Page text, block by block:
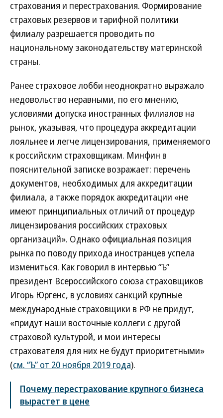
страхования и перестрахования. Формирование
страховых резервов и тарифной политики
филиалу разрешается проводить по
национальному законодательству материнской
страны.
Ранее страховое лобби неоднократно выражало
недовольство неравными, по его мнению,
условиями допуска иностранных филиалов на
рынок, указывая, что процедура аккредитации
лояльнее и легче лицензирования, применяемого
к российским страховщикам. Минфин в
пояснительной записке возражает: перечень
документов, необходимых для аккредитации
филиала, а также порядок аккредитации «не
имеют принципиальных отличий от процедур
лицензирования российских страховых
организаций». Однако официальная позиция
рынка по поводу прихода иностранцев успела
измениться. Как говорил в интервью “Ъ”
президент Всероссийского союза страховщиков
Игорь Юргенс, в условиях санкций крупные
международные страховщики в РФ не придут,
«придут наши восточные коллеги с другой
страховой культурой, и мои интересы
страхователя для них не будут приоритетными»
(см. “Ъ” от 20 ноября 2019 года).
Почему перестрахование крупного бизнеса
вырастет в цене